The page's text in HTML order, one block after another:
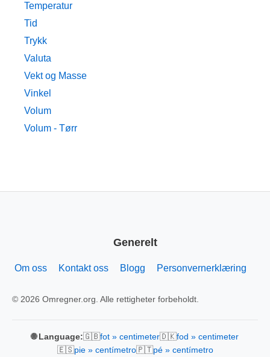
Temperatur
Tid
Trykk
Valuta
Vekt og Masse
Vinkel
Volum
Volum - Tørr
Generelt
Om oss Kontakt oss Blogg Personvernerklæring
© 2026 Omregner.org. Alle rettigheter forbeholdt.
🌐 Language:🇬🇧fot » centimeter🇩🇰fod » centimeter
🇪🇸pie » centímetro🇵🇹pé » centímetro